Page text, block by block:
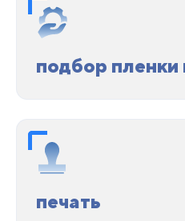
подбор пленки
печать